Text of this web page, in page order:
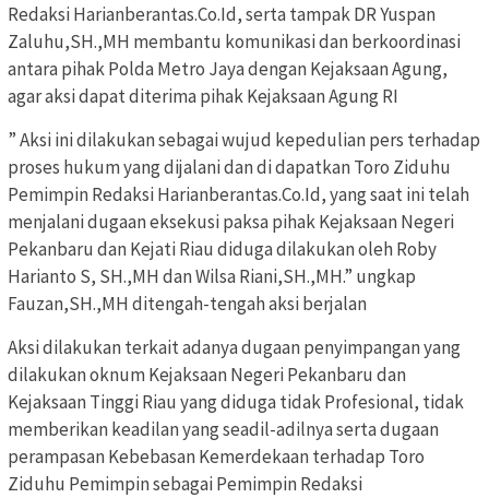
Redaksi Harianberantas.Co.Id, serta tampak DR Yuspan
Zaluhu,SH.,MH membantu komunikasi dan berkoordinasi
antara pihak Polda Metro Jaya dengan Kejaksaan Agung,
agar aksi dapat diterima pihak Kejaksaan Agung RI
” Aksi ini dilakukan sebagai wujud kepedulian pers terhadap
proses hukum yang dijalani dan di dapatkan Toro Ziduhu
Pemimpin Redaksi Harianberantas.Co.Id, yang saat ini telah
menjalani dugaan eksekusi paksa pihak Kejaksaan Negeri
Pekanbaru dan Kejati Riau diduga dilakukan oleh Roby
Harianto S, SH.,MH dan Wilsa Riani,SH.,MH.” ungkap
Fauzan,SH.,MH ditengah-tengah aksi berjalan
Aksi dilakukan terkait adanya dugaan penyimpangan yang
dilakukan oknum Kejaksaan Negeri Pekanbaru dan
Kejaksaan Tinggi Riau yang diduga tidak Profesional, tidak
memberikan keadilan yang seadil-adilnya serta dugaan
perampasan Kebebasan Kemerdekaan terhadap Toro
Ziduhu Pemimpin sebagai Pemimpin Redaksi